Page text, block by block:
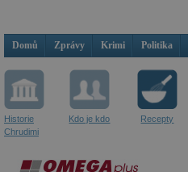
Domů Zprávy Krimi Politika
Historie
Chrudimi
Kdo je kdo Recepty